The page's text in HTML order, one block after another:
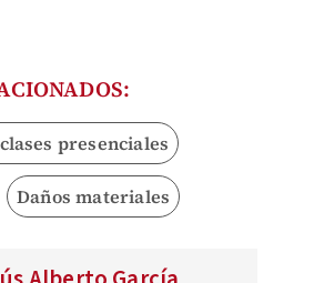
presenciales
Daños materiales